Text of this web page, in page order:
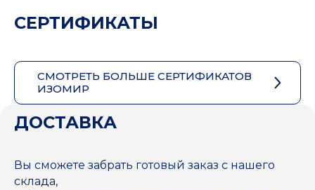
СЕРТИФИКАТЫ
СМОТРЕТЬ БОЛЬШЕ СЕРТИФИКАТОВ
ИЗОМИР
ДОСТАВКА
Вы сможете забрать готовый заказ с нашего
склада,